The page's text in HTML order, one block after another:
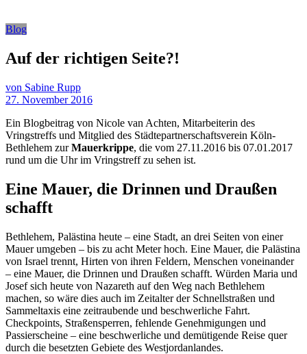
Blog
Auf der richtigen Seite?!
von Sabine Rupp
27. November 2016
Ein Blogbeitrag von Nicole van Achten, Mitarbeiterin des
Vringstreffs und Mitglied des Städtepartnerschaftsverein Köln-
Bethlehem zurMauerkrippe, die vom 27.11.2016 bis 07.01.2017
rund um die Uhr im Vringstreff zu sehen ist.
Eine Mauer, die Drinnen und Draußen
schafft
Bethlehem, Palästina heute – eine Stadt, an drei Seiten von einer
Mauer umgeben – bis zu acht Meter hoch. Eine Mauer, die Palästina
von Israel trennt, Hirten von ihren Feldern, Menschen voneinander
– eine Mauer, die Drinnen und Draußen schafft. Würden Maria und
Josef sich heute von Nazareth auf den Weg nach Bethlehem
machen, so wäre dies auch im Zeitalter der Schnellstraßen und
Sammeltaxis eine zeitraubende und beschwerliche Fahrt.
Checkpoints, Straßensperren, fehlende Genehmigungen und
Passierscheine – eine beschwerliche und demütigende Reise quer
durch die besetzten Gebiete des Westjordanlandes.